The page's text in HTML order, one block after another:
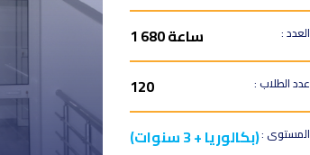
العدد : ساعة 680 1
عدد الطلاب : 120
المستوى :(بكالوريا + 3 سنوات)